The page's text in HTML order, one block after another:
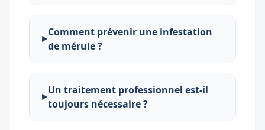
Comment prévenir une infestation
de mérule ?
Un traitement professionnel est-il
toujours nécessaire ?